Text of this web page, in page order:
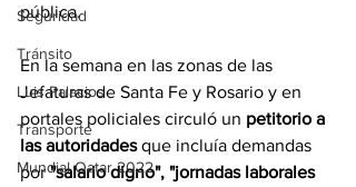
Seguridad
Tránsito
Luis Palacios
Transporte
Mundial Qatar 2022
pública.
En la semana en las zonas de las
Jefaturas de Santa Fe y Rosario y en
portales policiales circuló un petitorio a
las autoridades que incluía demandas
por "salario digno", "jornadas laborales